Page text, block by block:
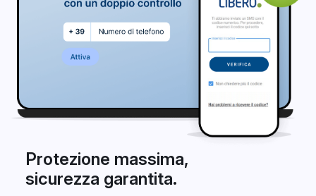
Protezione massima,
sicurezza garantita.